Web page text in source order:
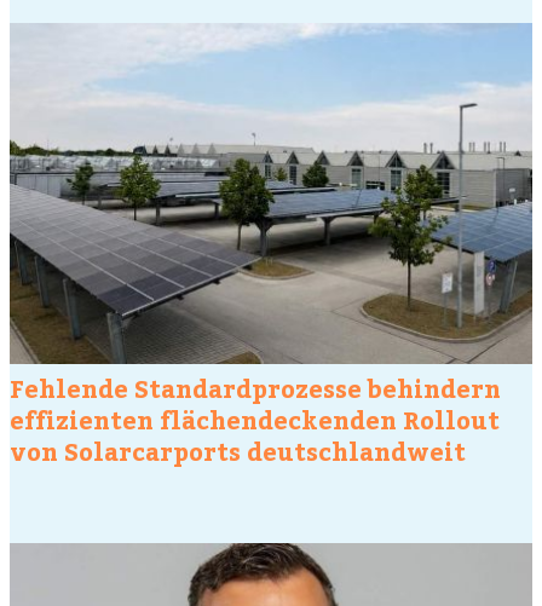
Fehlende Standardprozesse behindern
effizienten flächendeckenden Rollout
von Solarcarports deutschlandweit